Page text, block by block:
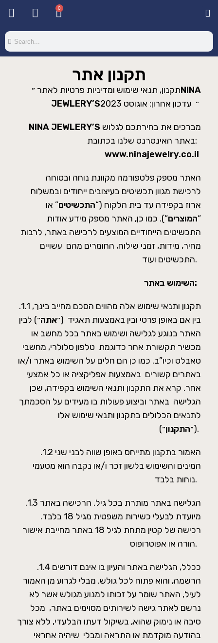
0
תקנון אתר
תקנון, תנאי שימוש ומדיניות פרטיות לאתר ״NINA
JEWLERY’S
״
NINA JEWLERY’S מברכים את בחירתכם לגלוש
באתר האינטרנט שלנו בכתובת:
www.ninajewelry.co.il
האתר מספק פלטפורמה מקוונת נוחה ובטוחה
לרכישת מגוון תכשיטים בעיצובים ייחודים ובמשלוח
ארוז בקפידה עד בית הלקוח (“התכשיטים” או
“המוצרים“). כמו כן, האתר מספק מידע אודות
התכשיטים הייחודיים המוצעים לרכישה באתר, לרבות
מחיר, מידות, זמני שילוח, החומרים מהם עשויים
התכשיטים ועוד.
השימוש באתר:
.1.1 תקנון ותנאי שימוש אלה מהווים הסכם מחייב בינך,
בין אם באופן פרטי ובין באמצעות תאגיד (״אתה״) לבין
האתר בנוגע לגלישה ושימוש באתר בכל מחשב או
מכשיר תקשורת אחר כדוגמת טלפון סלולרי, מחשבי
טאבלט וכיו”ב. כמו כן הם חלים על השימוש באתר ו/או
באתרים קשורים באמצעות אפליקציה או כל אמצעי
אחר. קרא את התקנון ותנאי השימוש בקפידה, שכן
הגלישה באתר וביצוע פעולות בו מעידים על הסכמתך
לתנאים הכלולים בתקנון ותנאי שימוש אלו
(״התקנון ״).
.1.2 האמור בתקנון מתייחס באופן שווה לבני שני
המינים והשימוש בלשון זכר ו/או נקבה הוא מטעמי
נוחות בלבד.
.1.3 הגלישה באתר מותרת בכל גיל. הרכישה באתר
מיועדת לבעלי כשירות משפטית מגיל 18 בלבד.
רכישה של קטין מתחת לגיל 18 באתר מחייבת אישור
הורה או אפוטרופוס.
.1.4 ככלל, הגלישה באתר והעיון בו אינם דורשים
הרשמה, והוא פתוח לכל גולש. מבלי לגרוע מן האמור
לעיל, האתר שומר על זכותו למנוע מגולש אשר לא
נרשם לאתר גישה לשירותים מסוימים באתר, מכל
סיבה או נימוק שהוא, בשיקול דעתו הבלעדי, ללא צורך
בהודעה מוקדמת או התראה ומבלי שיהיה אחראי